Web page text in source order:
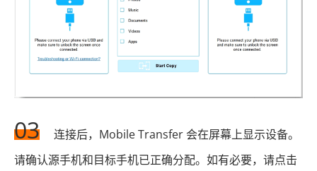
03
连接后，Mobile Transfer 会在屏幕上显示设备。
请确认源手机和目标手机已正确分配。如有必要，请点击